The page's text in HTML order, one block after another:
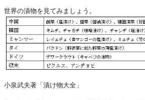
世界の漬物を見てみましょう。
※参考文
小泉武夫著「漬け物大全」